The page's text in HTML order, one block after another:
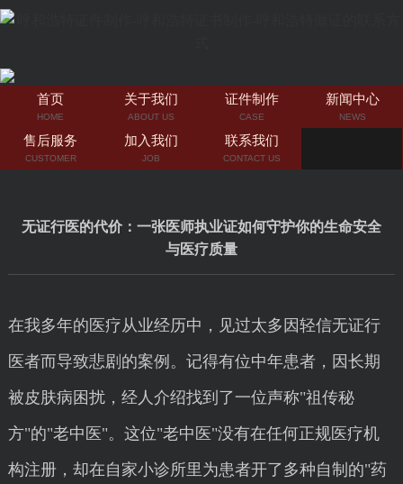
首页
HOME
关于我们
ABOUT US
证件制作
CASE
新闻中心
NEWS
售后服务
CUSTOMER
加入我们
JOB
联系我们
CONTACT US
无证行医的代价：一张医师执业证如何守护你的生命安全
与医疗质量
在我多年的医疗从业经历中，见过太多因轻信无证行
医者而导致悲剧的案例。记得有位中年患者，因长期
被皮肤病困扰，经人介绍找到了一位声称"祖传秘
方"的"老中医"。这位"老中医"没有在任何正规医疗机
构注册，却在自家小诊所里为患者开了多种自制的"药